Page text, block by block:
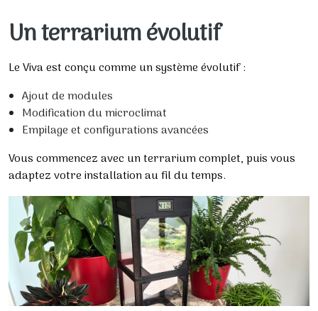
Un terrarium évolutif
Le Viva est conçu comme un système évolutif :
Ajout de modules
Modification du microclimat
Empilage et configurations avancées
Vous commencez avec un terrarium complet, puis vous
adaptez votre installation au fil du temps.